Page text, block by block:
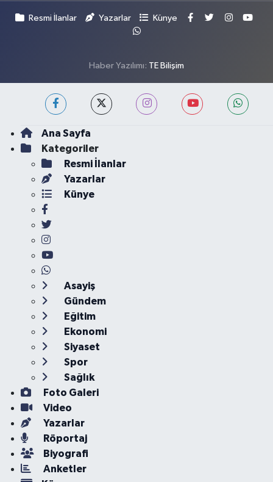
Resmi İlanlar Yazarlar Künye
Haber Yazılımı: TE Bilişim
Ana Sayfa
Kategoriler
Resmi İlanlar
Yazarlar
Künye
Asayiş
Gündem
Eğitim
Ekonomi
Siyaset
Spor
Sağlık
Foto Galeri
Video
Yazarlar
Röportaj
Biyografi
Anketler